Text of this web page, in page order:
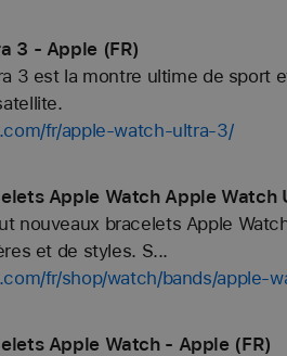
3 - Apple (FR)
3 est la montre ultime de
fr/apple-watch-ultra-3/
Apple Watch Apple Watch
nouveaux bracelets Apple
et de styles. S...
fr/shop/watch/bands/apple-
Apple Watch - Apple (FR)